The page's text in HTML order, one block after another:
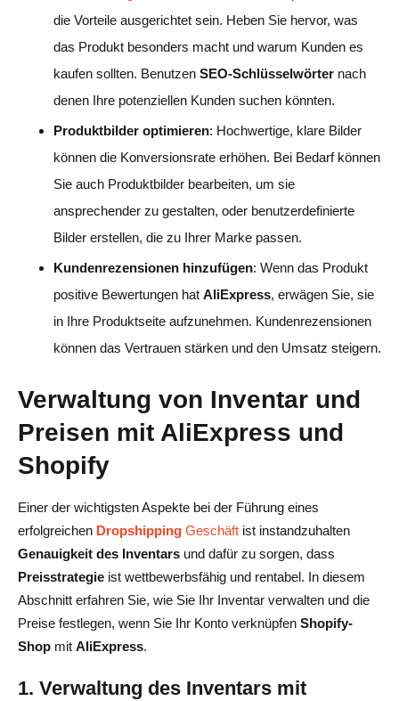
die Vorteile ausgerichtet sein. Heben Sie hervor, was
das Produkt besonders macht und warum Kunden es
kaufen sollten. Benutzen SEO-Schlüsselwörter nach
denen Ihre potenziellen Kunden suchen könnten.
Produktbilder optimieren: Hochwertige, klare Bilder
können die Konversionsrate erhöhen. Bei Bedarf können
Sie auch Produktbilder bearbeiten, um sie
ansprechender zu gestalten, oder benutzerdefinierte
Bilder erstellen, die zu Ihrer Marke passen.
Kundenrezensionen hinzufügen: Wenn das Produkt
positive Bewertungen hat AliExpress, erwägen Sie, sie
in Ihre Produktseite aufzunehmen. Kundenrezensionen
können das Vertrauen stärken und den Umsatz steigern.
Verwaltung von Inventar und
Preisen mit AliExpress und
Shopify
Einer der wichtigsten Aspekte bei der Führung eines
erfolgreichen Dropshipping Geschäft ist instandzuhalten
Genauigkeit des Inventars und dafür zu sorgen, dass
Preisstrategie ist wettbewerbsfähig und rentabel. In diesem
Abschnitt erfahren Sie, wie Sie Ihr Inventar verwalten und die
Preise festlegen, wenn Sie Ihr Konto verknüpfen Shopify-
Shop mit AliExpress.
1. Verwaltung des Inventars mit